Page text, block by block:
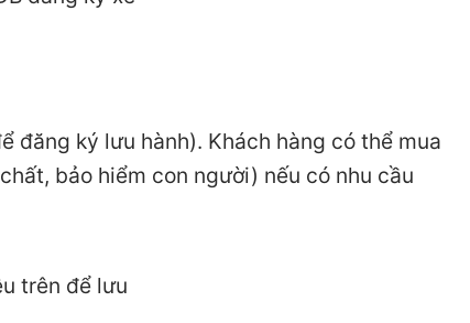
đăng ký lưu hành). Khách hàng có thể mua
bảo hiểm con người) nếu có nhu cầu
trên để lưu